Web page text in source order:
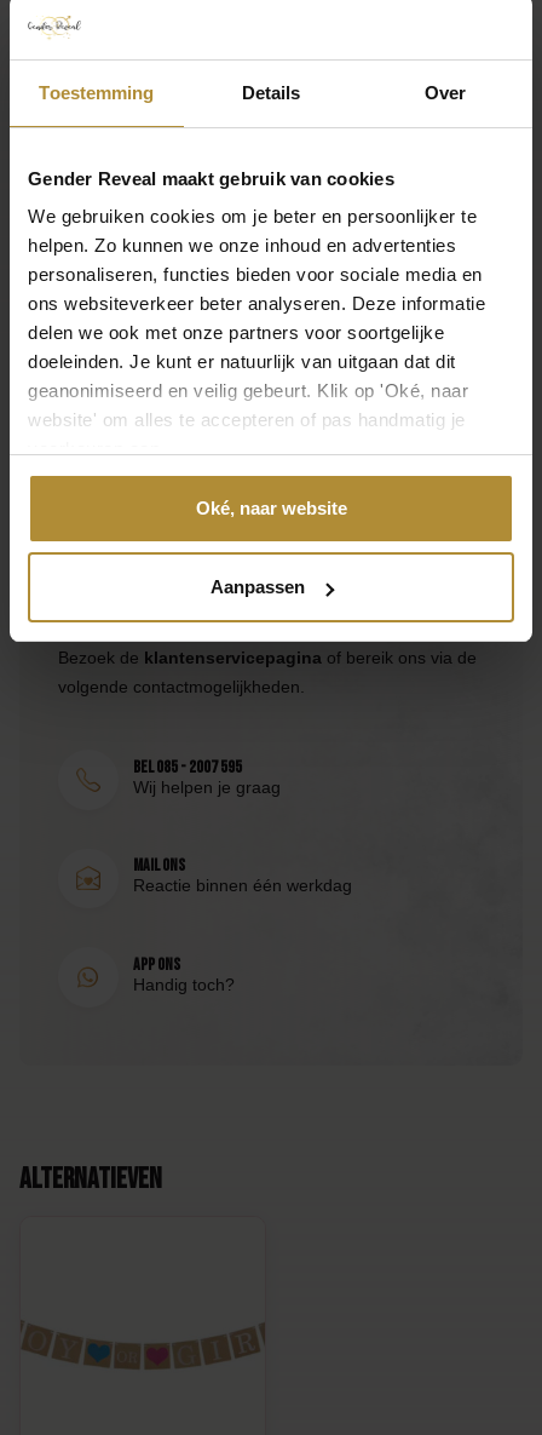
Toestemming Details Over
Gender Reveal maakt gebruik van cookies
We gebruiken cookies om je beter en persoonlijker te
helpen. Zo kunnen we onze inhoud en advertenties
personaliseren, functies bieden voor sociale media en
ons websiteverkeer beter analyseren. Deze informatie
delen we ook met onze partners voor soortgelijke
doeleinden. Je kunt er natuurlijk van uitgaan dat dit
geanonimiseerd en veilig gebeurt. Klik op 'Oké, naar
website' om alles te accepteren of pas handmatig je
Oké, naar website
Aanpassen
Verpakking
Gewicht
Afmetingen
Product
Collectie
Boy or Girl
Afmeting
Wit
Papier
Inhoud
8998340154663
Toon meer
Laat je mening achter
Laat een beoordeling achter
Neem direct contact op
Bezoek de klantenservicepagina of bereik ons via de
volgende contactmogelijkheden.
Bel 085 - 2007 595
Wij helpen je graag
Mail ons
Reactie binnen één werkdag
App ons
Handig toch?
Alternatieven